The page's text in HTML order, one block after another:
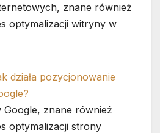
znane również
optymalizacji witryny w
działa pozycjonowanie
znane również
optymalizacji strony